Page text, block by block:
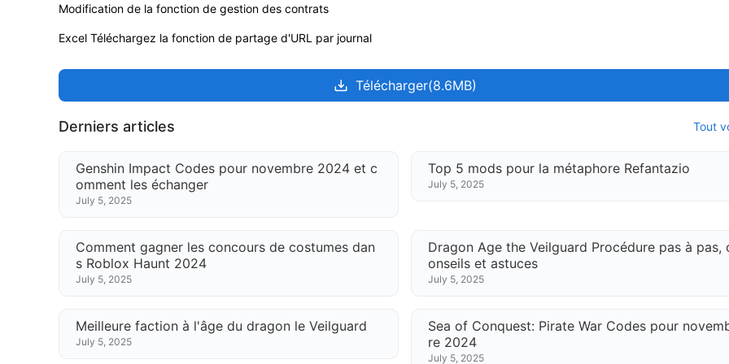
Modification de la fonction de gestion des contrats
Excel Téléchargez la fonction de partage d'URL par journal
Télécharger(8.6MB)
Derniers articles Tout
Genshin Impact Codes pour novembre 2024 et c
omment les échanger
July 5, 2025
Top 5 mods pour la métaphore Refantazio
July 5, 2025
Comment gagner les concours de costumes dan
s Roblox Haunt 2024
July 5, 2025
Dragon Age the Veilguard Procédure pas à pas,
onseils et astuces
July 5, 2025
Meilleure faction à l'âge du dragon le Veilguard
July 5, 2025
Sea of ​​Conquest: Pirate War Codes pour
re 2024
July 5, 2025